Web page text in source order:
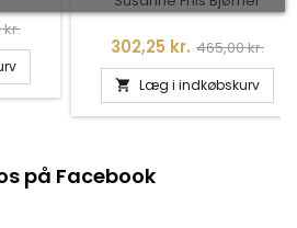
kr.
Pris
302,25 kr. Normalpris
465,00 kr.
 Læg i indkøbskurv
på Facebook